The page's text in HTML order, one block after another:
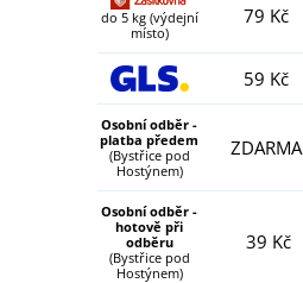
do 5 kg (výdejní
místo)
79 Kč
59 Kč
Osobní odběr -
platba předem
(Bystřice pod
Hostýnem)
ZDARMA
Osobní odběr -
hotově při
odběru
(Bystřice pod
Hostýnem)
39 Kč